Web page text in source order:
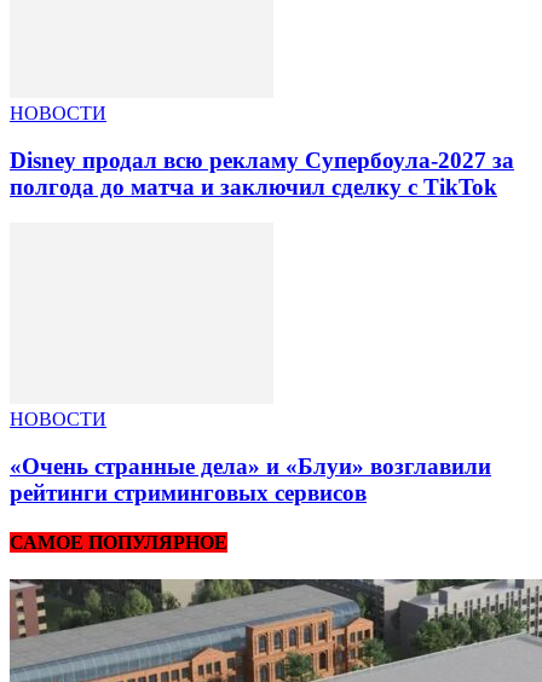
НОВОСТИ
Disney продал всю рекламу Супербоула-2027 за
полгода до матча и заключил сделку с TikTok
НОВОСТИ
«Очень странные дела» и «Блуи» возглавили
рейтинги стриминговых сервисов
САМОЕ ПОПУЛЯРНОЕ